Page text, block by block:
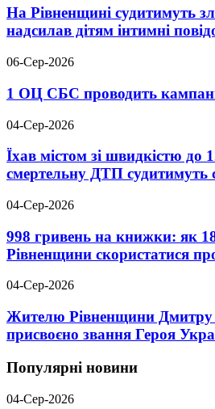
На Рівненщині судитимуть
надсилав дітям інтимні
06-Сер-2026
1 ОЦ СБС проводить
04-Сер-2026
Їхав містом зі швидкістю до
смертельну ДТП судитимуть
04-Сер-2026
998 гривень на книжки: як
Рівненщини скористатися
04-Сер-2026
Жителю Рівненщини Дмитру
присвоєно звання Героя
Популярні новини
04-Сер-2026